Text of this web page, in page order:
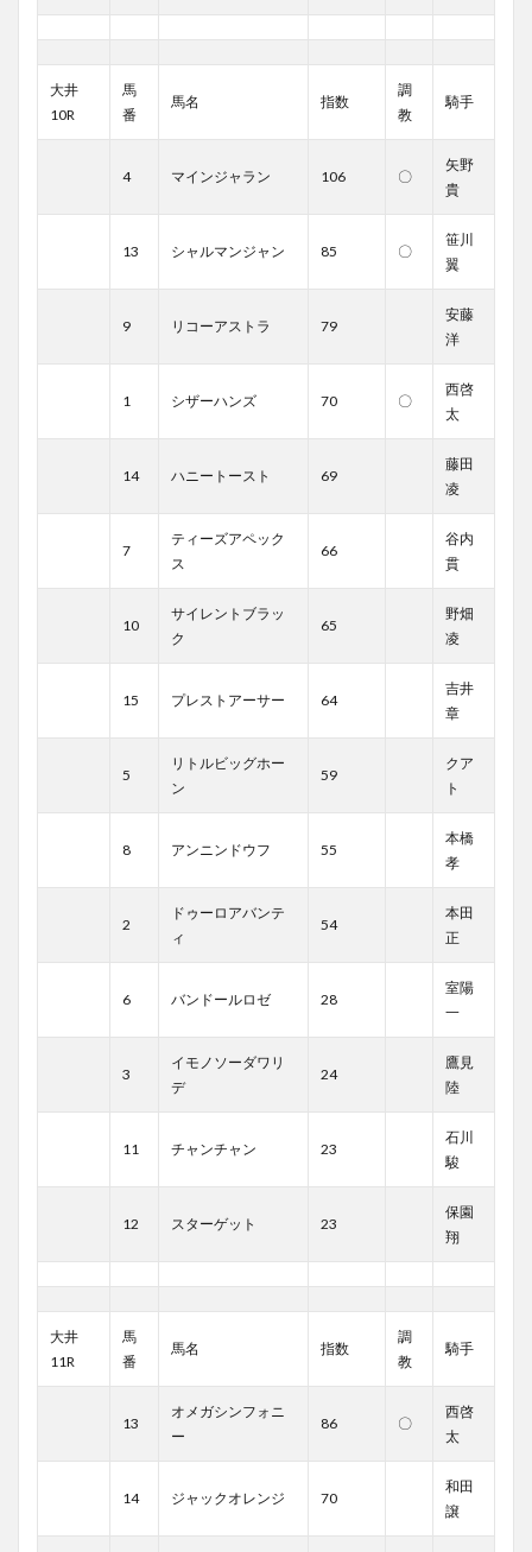
大井
10R
馬
番
馬名 指数
調
教
騎手
4 マインジャラン 106 〇
矢野
貴
13 シャルマンジャン 85 〇
笹川
翼
9 リコーアストラ 79
安藤
洋
1 シザーハンズ 70 〇
西啓
太
14 ハニートースト 69
藤田
凌
7
ティーズアペック
ス
66
谷内
貫
10
サイレントブラッ
ク
65
野畑
凌
15 プレストアーサー 64
吉井
章
5
リトルビッグホー
ン
59
クア
ト
8 アンニンドウフ 55
本橋
孝
2
ドゥーロアバンテ
ィ
54
本田
正
6 バンドールロゼ 28
室陽
一
3
イモノソーダワリ
デ
24
鷹見
陸
11 チャンチャン 23
石川
駿
12 スターゲット 23
保園
翔
大井
11R
馬
番
馬名 指数
調
教
騎手
13
オメガシンフォニ
ー
86 〇
西啓
太
14 ジャックオレンジ 70
和田
譲